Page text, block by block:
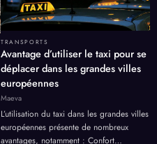
TRANSPORTS
Avantage d’utiliser le taxi pour se
déplacer dans les grandes villes
européennes
Maeva
L’utilisation du taxi dans les grandes villes
européennes présente de nombreux
avantages, notamment : Confort…